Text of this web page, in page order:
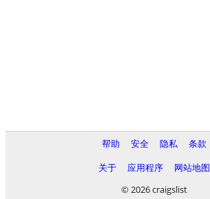
帮助 安全 隐私
条款
关于
应用程序
网站地图
© 2026 craigslist